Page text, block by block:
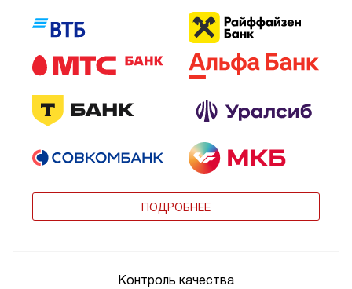
ПОДРОБНЕЕ
Контроль качества